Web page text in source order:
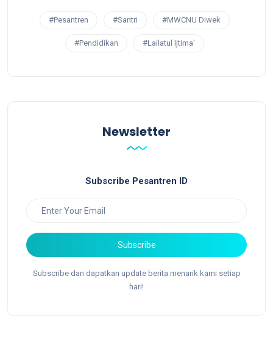
#Pesantren #Santri #MWCNU Diwek
#Pendidikan #Lailatul Ijtima'
Newsletter
Subscribe Pesantren ID
Subscribe
Subscribe dan dapatkan update berita menarik kami setiap
hari!